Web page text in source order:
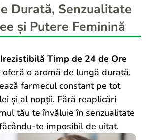
Durată, Senzualitate
și Putere Feminină
Timp de 24 de Ore
oferă o aromă de lungă durată,
farmecul constant pe tot
și al nopții. Fără reaplicări
tău te învăluie în senzualitate
te imposibil de uitat.